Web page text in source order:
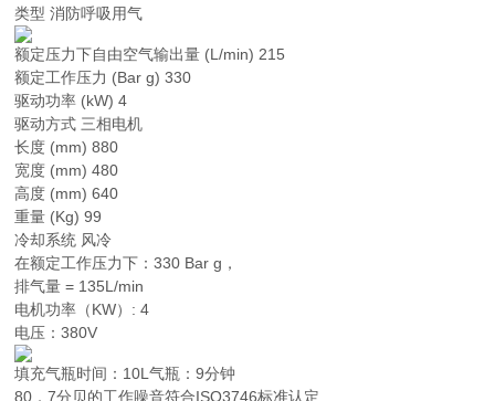
类型 消防呼吸用气
额定压力下自由空气输出量 (L/min) 215
额定工作压力 (Bar g) 330
驱动功率 (kW) 4
驱动方式 三相电机
长度 (mm) 880
宽度 (mm) 480
高度 (mm) 640
重量 (Kg) 99
冷却系统 风冷
在额定工作压力下：330 Bar g，
排气量 = 135L/min
电机功率（KW）: 4
电压：380V
填充气瓶时间：10L气瓶：9分钟
80．7分贝的工作噪音符合ISO3746标准认定